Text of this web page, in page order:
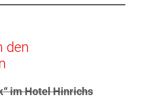
den
im Hotel Hinrichs